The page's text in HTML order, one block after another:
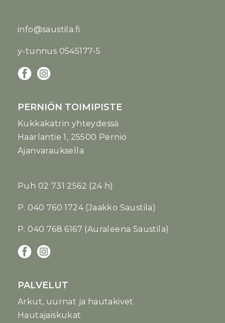
info@saustila.fi
y-tunnus 0545177-5
PERNIÖN TOIMIPISTE
Kukkakatrin yhteydessä
Haarlantie 1, 25500 Perniö
Ajanvarauksella
Puh 02 731 2562 (24 h)
P. 040 760 1724 (Jaakko Saustila)
P. 040 768 6167 (Auraleena Saustila)
PALVELUT
Arkut, uurnat ja hautakivet
Hautajaiskukat